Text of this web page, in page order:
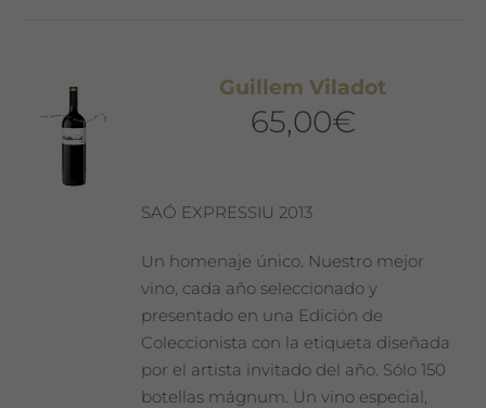
Guillem Viladot
65,00€
SAÓ EXPRESSIU 2013
Un homenaje único. Nuestro mejor
vino, cada año seleccionado y
presentado en una Edición de
Coleccionista con la etiqueta diseñada
por el artista invitado del año. Sólo 150
botellas mágnum. Un vino especial,